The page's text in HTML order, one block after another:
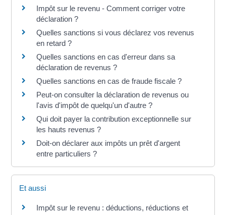
Impôt sur le revenu - Comment corriger votre
déclaration ?
Quelles sanctions si vous déclarez vos revenus
en retard ?
Quelles sanctions en cas d'erreur dans sa
déclaration de revenus ?
Quelles sanctions en cas de fraude fiscale ?
Peut-on consulter la déclaration de revenus ou
l'avis d'impôt de quelqu'un d'autre ?
Qui doit payer la contribution exceptionnelle sur
les hauts revenus ?
Doit-on déclarer aux impôts un prêt d'argent
entre particuliers ?
Et aussi
Impôt sur le revenu : déductions, réductions et